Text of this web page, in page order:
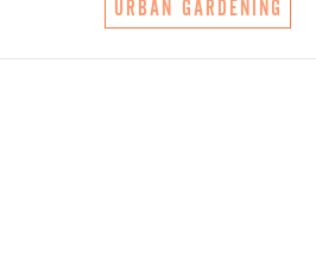
URBAN GARDENING